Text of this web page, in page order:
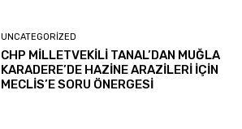
UNCATEGORIZED
CHP MİLLETVEKİLİ TANAL’DAN MUĞLA
KARADERE’DE HAZİNE ARAZİLERİ İÇİN
MECLİS’E SORU ÖNERGESİ